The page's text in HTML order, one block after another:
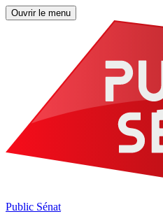
Ouvrir le menu
Public Sénat